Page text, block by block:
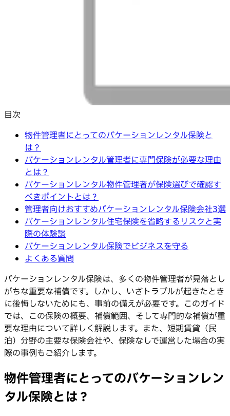
目次
物件管理者にとってのバケーションレンタル保険と
は？
バケーションレンタル管理者に専門保険が必要な理由
とは？
バケーションレンタル物件管理者が保険選びで確認す
べきポイントとは？
管理者向けおすすめバケーションレンタル保険会社3選
バケーションレンタル住宅保険を省略するリスクと実
際の体験談
バケーションレンタル保険でビジネスを守る
よくある質問
バケーションレンタル保険は、多くの物件管理者が見落とし
がちな重要な補償です。しかし、いざトラブルが起きたとき
に後悔しないためにも、事前の備えが必要です。このガイド
では、この保険の概要、補償範囲、そして専門的な補償が重
要な理由について詳しく解説します。また、短期賃貸（民
泊）分野の主要な保険会社や、保険なしで運営した場合の実
際の事例もご紹介します。
物件管理者にとってのバケーションレン
タル保険とは？